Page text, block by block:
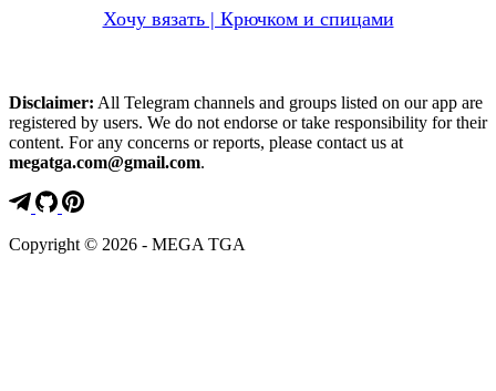
Хочу вязать | Крючком и спицами
Disclaimer: All Telegram channels and groups listed on our app are
registered by users. We do not endorse or take responsibility for their
content. For any concerns or reports, please contact us at
megatga.com@gmail.com.
Copyright © 2026 - MEGA TGA